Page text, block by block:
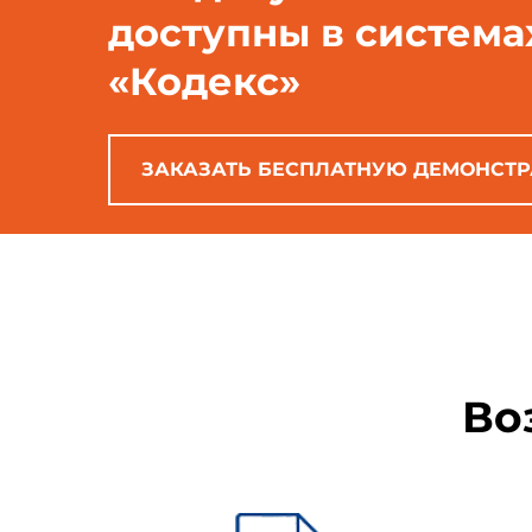
доступны в
«Кодекс»
ЗАКАЗАТЬ БЕСПЛАТНУЮ